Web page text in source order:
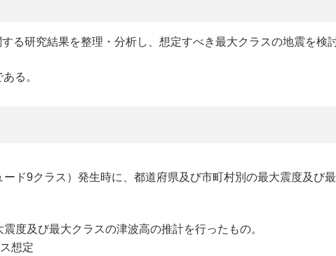
る研究結果を整理・分析し、想定すべき最大クラスの地震を検
る。
ド9クラス）発生時に、都道府県及び市町村別の最大震度及び
度及び最大クラスの津波高の推計を行ったもの。
想定